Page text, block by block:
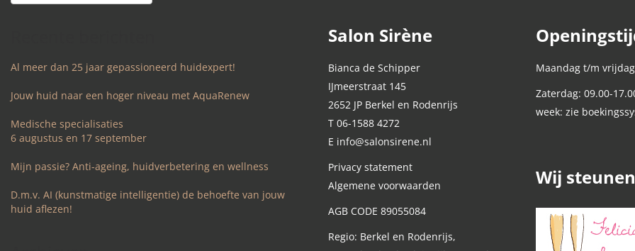
Al meer dan 25 jaar gepassioneerd huidexpert!
Jouw huid naar een hoger niveau met AquaRenew
Medische specialisaties
6 augustus en 17 september
Mijn passie? Anti-ageing, huidverbetering en wellness
D.m.v. AI (kunstmatige intelligentie) de behoefte van jouw
huid aflezen!
Salon Sirène
Bianca de Schipper
IJmeerstraat 145
2652 JP Berkel en Rodenrijs
T 06-1588 4272
E info@salonsirene.nl
Privacy statement
Algemene voorwaarden
AGB CODE 89055084
Regio: Berkel en Rodenrijs,
Maandag t/m
Zaterdag: 09.00-
week: zie
Wij steunen